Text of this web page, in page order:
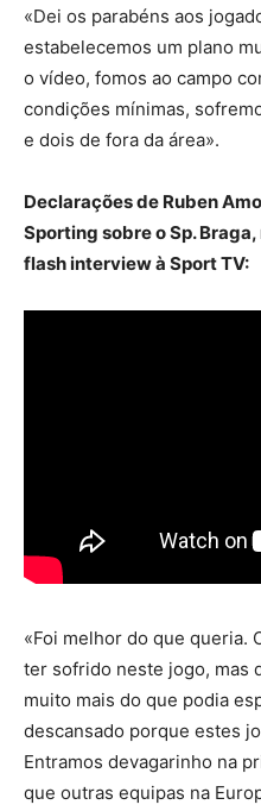
«Dei os parabéns aos
estabelecemos um plano
o vídeo, fomos ao campo
condições mínimas,
e dois de fora da área».
Declarações de Ruben
Sporting sobre o Sp.
flash interview à Sport TV:
«Foi melhor do que queria.
ter sofrido neste jogo, mas
muito mais do que podia
descansado porque estes
Entramos devagarinho na
que outras equipas na